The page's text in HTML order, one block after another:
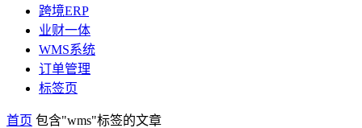
跨境ERP
业财一体
WMS系统
订单管理
标签页
首页 包含"wms"标签的文章